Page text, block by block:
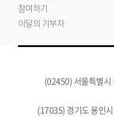
참여하기
이달의 기부자
(02450) 서울특별
(17035) 경기도 용인